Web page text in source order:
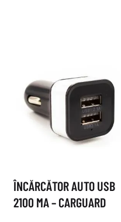
ÎNCĂRCĂTOR AUTO USB
2100 MA – CARGUARD